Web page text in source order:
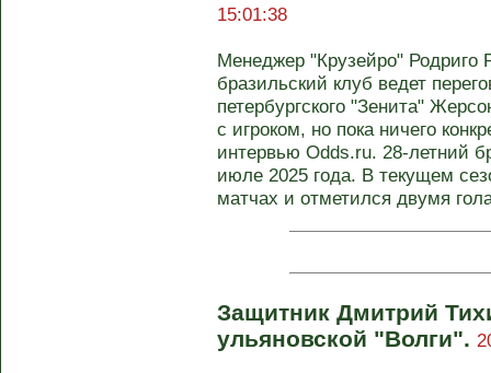
15:01:38
Менеджер "Крузейро" Родриго
бразильский клуб ведет
петербургского "Зенита"
с игроком, но пока ничего
интервью Odds.ru. 28-летний
июле 2025 года. В текущем
матчах и отметился двумя
Защитник Дмитрий
ульяновской "Волги".